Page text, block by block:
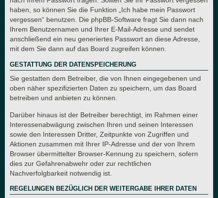
haben, so können Sie die Funktion „Ich habe mein Passwort
vergessen“ benutzen. Die phpBB-Software fragt Sie dann nach
Ihrem Benutzernamen und Ihrer E-Mail-Adresse und sendet
anschließend ein neu generiertes Passwort an diese Adresse,
mit dem Sie dann auf das Board zugreifen können.
GESTATTUNG DER DATENSPEICHERUNG
Sie gestatten dem Betreiber, die von Ihnen eingegebenen und
oben näher spezifizierten Daten zu speichern, um das Board
betreiben und anbieten zu können.
Darüber hinaus ist der Betreiber berechtigt, im Rahmen einer
Interessenabwägung zwischen Ihren und seinen Interessen
sowie den Interessen Dritter, Zeitpunkte von Zugriffen und
Aktionen zusammen mit Ihrer IP-Adresse und der von Ihrem
Browser übermittelter Browser-Kennung zu speichern, sofern
dies zur Gefahrenabwehr oder zur rechtlichen
Nachverfolgbarkeit notwendig ist.
REGELUNGEN BEZÜGLICH DER WEITERGABE IHRER DATEN